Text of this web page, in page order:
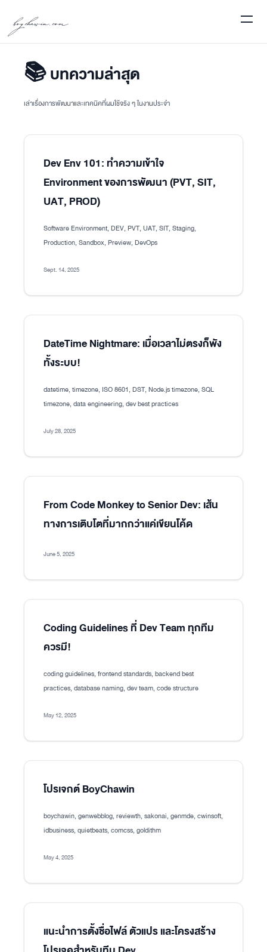
boychawin.com
📚 บทความล่าสุด
เล่าเรื่องการพัฒนาและเทคนิคที่ผมใช้จริง ๆ ในงานประจำ
Dev Env 101: ทำความเข้าใจ
Environment ของการพัฒนา (PVT, SIT,
UAT, PROD)
Software Environment, DEV, PVT, UAT, SIT, Staging,
Production, Sandbox, Preview, DevOps
Sept. 14, 2025
DateTime Nightmare: เมื่อเวลาไม่ตรงก็พัง
ทั้งระบบ!
datetime, timezone, ISO 8601, DST, Node.js timezone, SQL
timezone, data engineering, dev best practices
July 28, 2025
From Code Monkey to Senior Dev: เส้น
ทางการเติบโตที่มากกว่าแค่เขียนโค้ด
June 5, 2025
Coding Guidelines ที่ Dev Team ทุกทีม
ควรมี!
coding guidelines, frontend standards, backend best
practices, database naming, dev team, code structure
May 12, 2025
โปรเจกต์ BoyChawin
boychawin, genwebblog, reviewth, sakonai, genmde, cwinsoft,
idbusiness, quietbeats, comcss, goldithm
May 4, 2025
แนะนำการตั้งชื่อไฟล์ ตัวแปร และโครงสร้าง